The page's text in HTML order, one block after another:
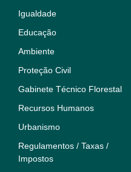
Igualdade
Educação
Ambiente
Proteção Civil
Gabinete Técnico Florestal
Recursos Humanos
Urbanismo
Regulamentos / Taxas /
Impostos